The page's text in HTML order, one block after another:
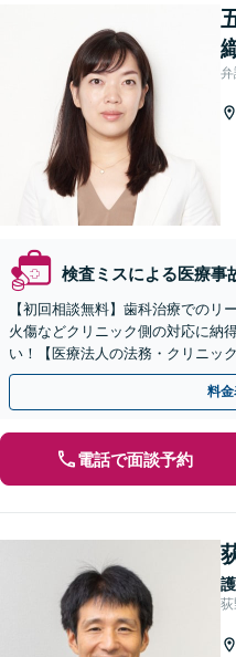
検査ミスによる医療事
【初回相談無料】歯科治療でのリ
火傷などクリニック側の対応に納
い！【医療法人の法務・クリニッ
ドバイスで、納得のできるトラブ
料
電話で面談予約